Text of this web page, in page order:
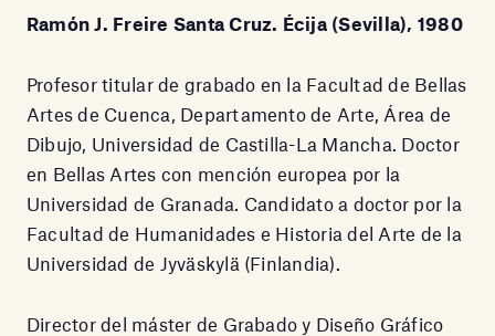
Ramón J. Freire Santa Cruz. Écija (Sevilla), 1980
Profesor titular de grabado en la Facultad de Bellas
Artes de Cuenca, Departamento de Arte, Área de
Dibujo, Universidad de Castilla-La Mancha. Doctor
en Bellas Artes con mención europea por la
Universidad de Granada. Candidato a doctor por la
Facultad de Humanidades e Historia del Arte de la
Universidad de Jyväskylä (Finlandia).
Director del máster de Grabado y Diseño Gráfico